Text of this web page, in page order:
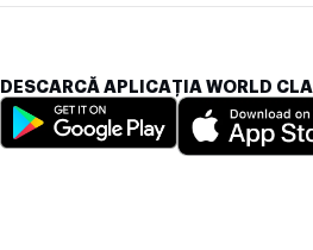
DESCARCĂ APLICAȚIA WORLD